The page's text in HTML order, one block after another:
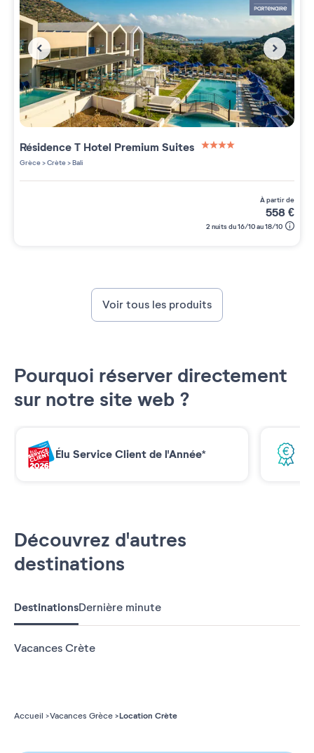
RésidenceT Hotel Premium Suites
Grèce>Crète>Bali
à partir de
558€
2 nuits du 16/10 au 18/10
Voir tous les produits
Pourquoi réserver directement
sur notre site web ?
Élu Service Client de l'Année*
Découvrez d'autres
destinations
DestinationsDernière minute
Vacances Crète
Accueil Vacances Grèce Location Crète